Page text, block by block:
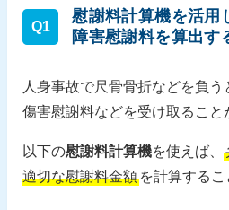
Q1
慰謝料計算機を活用
障害慰謝料を算出す
人身事故で尺骨骨折などを負
傷害慰謝料などを受け取ること
以下の慰謝料計算機を使えば、
適切な慰謝料金額 を計算するこ